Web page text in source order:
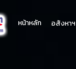
หน้าหลัก อสังหาฯ